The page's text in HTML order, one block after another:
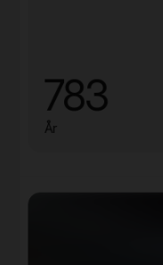
783
År